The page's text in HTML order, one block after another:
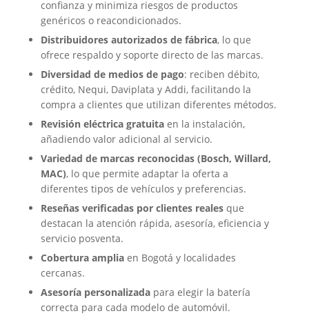
confianza y minimiza riesgos de productos
genéricos o reacondicionados.
Distribuidores autorizados de fábrica, lo que
ofrece respaldo y soporte directo de las marcas.
Diversidad de medios de pago: reciben débito,
crédito, Nequi, Daviplata y Addi, facilitando la
compra a clientes que utilizan diferentes métodos.
Revisión eléctrica gratuita en la instalación,
añadiendo valor adicional al servicio.
Variedad de marcas reconocidas (Bosch, Willard,
MAC), lo que permite adaptar la oferta a
diferentes tipos de vehículos y preferencias.
Reseñas verificadas por clientes reales que
destacan la atención rápida, asesoría, eficiencia y
servicio posventa.
Cobertura amplia en Bogotá y localidades
cercanas.
Asesoría personalizada para elegir la batería
correcta para cada modelo de automóvil.